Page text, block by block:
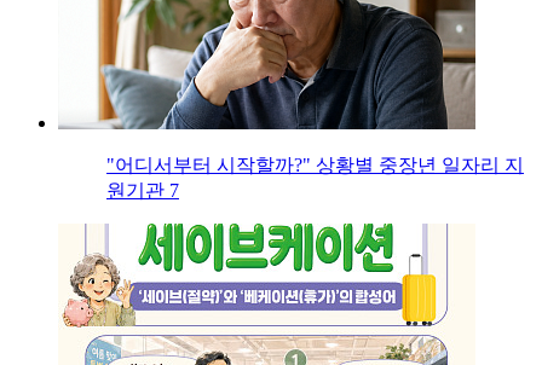
"어디서부터 시작할까?" 상황별 중장년 일자리 지
원기관 7